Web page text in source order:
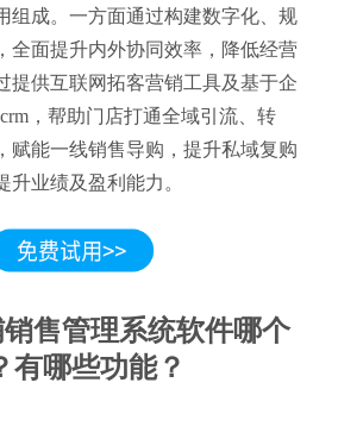
组成。一方面通过构建数字化、规
全面提升内外协同效率，降低经营
提供互联网拓客营销工具及基于企
，帮助门店打通全域引流、转
赋能一线销售导购，提升私域复购
业绩及盈利能力。
售管理系统软件哪个
有哪些功能？